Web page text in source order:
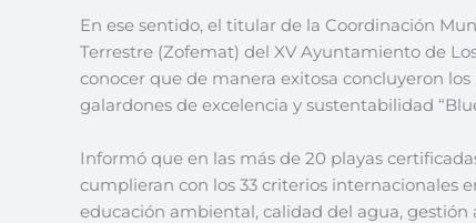
En ese sentido, el titular de la Coordinación
Terrestre (Zofemat) del XV Ayuntamiento de
conocer que de manera exitosa concluyeron
galardones de excelencia y sustentabilidad
Informó que en las más de 20 playas
cumplieran con los 33 criterios internacionales
educación ambiental, calidad del agua,